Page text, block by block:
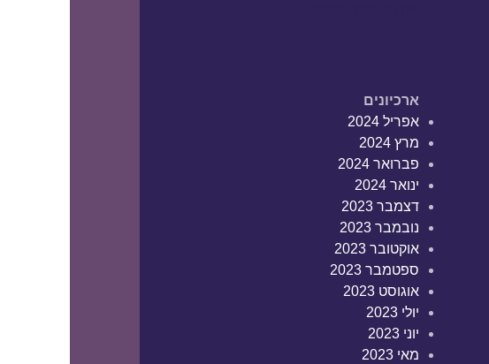
ארכיונים
אפריל 2024
מרץ 2024
פברואר 2024
ינואר 2024
דצמבר 2023
נובמבר 2023
אוקטובר 2023
ספטמבר 2023
אוגוסט 2023
יולי 2023
יוני 2023
מאי 2023